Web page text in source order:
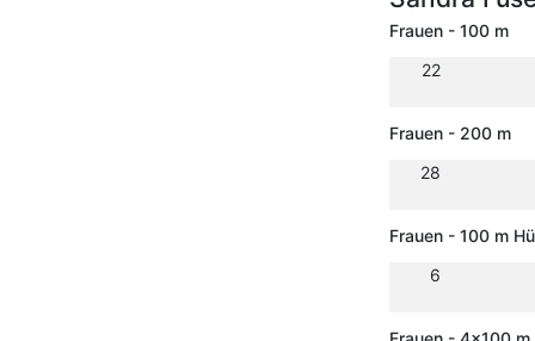
Frauen - 100 m
22
Frauen - 200 m
28
Frauen - 100 m
6